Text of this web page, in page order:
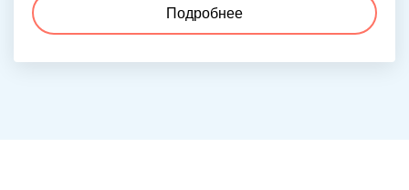
Подробнее